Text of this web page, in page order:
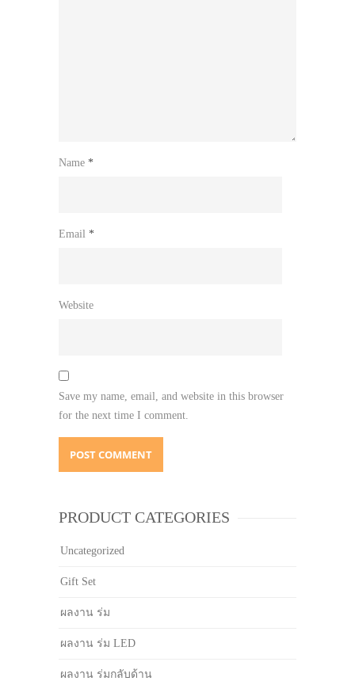
Name *
Email *
Website
Save my name, email, and website in this browser
for the next time I comment.
PRODUCT CATEGORIES
Uncategorized
Gift Set
ผลงาน ร่ม
ผลงาน ร่ม LED
ผลงาน ร่มกลับด้าน